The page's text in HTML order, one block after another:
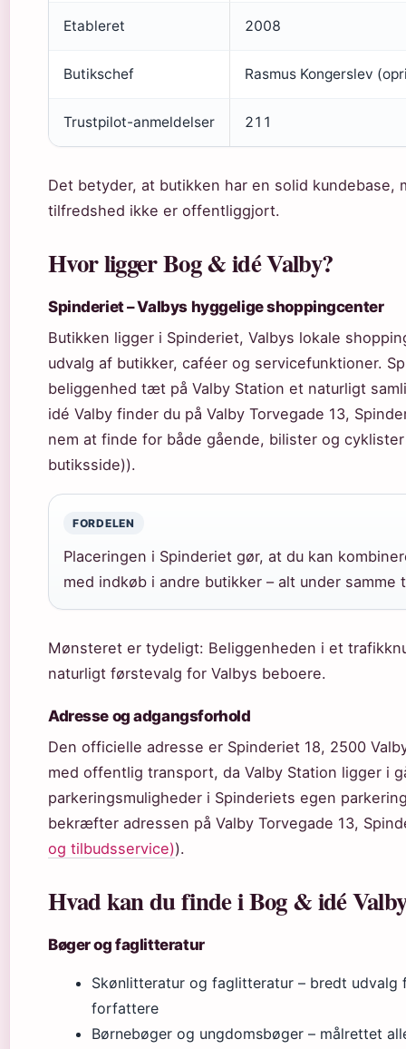
Etableret 2008
Butikschef Rasmus Kongerslev
Trustpilot-anmeldelser 211
Det betyder, at butikken har en solid kundebase,
tilfredshed ikke er offentliggjort.
Hvor ligger Bog & idé Valby?
Spinderiet – Valbys hyggelige shoppingcenter
Butikken ligger i Spinderiet, Valbys lokale
udvalg af butikker, caféer og servicefunktioner.
beliggenhed tæt på Valby Station et naturligt
idé Valby finder du på Valby Torvegade 13,
nem at finde for både gående, bilister og
butiksside)).
FORDELEN
Placeringen i Spinderiet gør, at du kan
med indkøb i andre butikker – alt under samme
Mønsteret er tydeligt: Beliggenheden i et
naturligt førstevalg for Valbys beboere.
Adresse og adgangsforhold
Den officielle adresse er Spinderiet 18, 2500
med offentlig transport, da Valby Station ligger i
parkeringsmuligheder i Spinderiets egen
bekræfter adressen på Valby Torvegade 13,
og tilbudsservice)).
Hvad kan du finde i Bog & idé
Bøger og faglitteratur
Skønlitteratur og faglitteratur – bredt udvalg
forfattere
Børnebøger og ungdomsbøger – målrettet